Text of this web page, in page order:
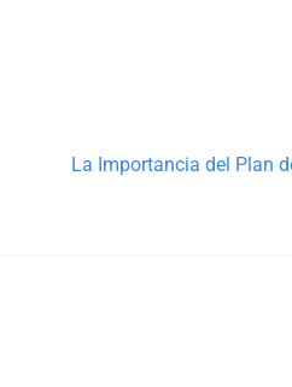
La Importancia del Plan